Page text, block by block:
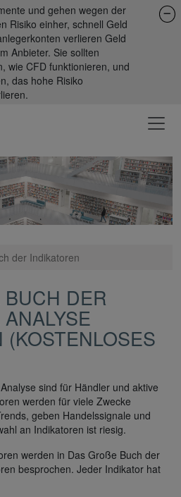
und gehen wegen der
Risiko einher, schnell Geld
verlieren Geld
Anbieter. Sie sollten
wie CFD funktionieren, und
das hohe Risiko
der Indikatoren
DER T
I
sind für Händler und aktive
werden für viele Zwecke
geben Handelssignale und
an Indikatoren ist riesig.
werden in Das Große Buch der
besprochen. Jeder Indikator hat